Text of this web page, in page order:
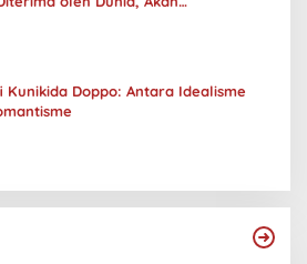
Kunikida Doppo: Antara Idealisme